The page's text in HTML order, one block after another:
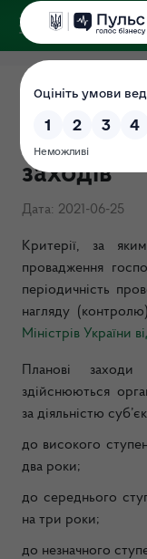
у
Критерії
заходів
Дата: 2021-06-25
Критерії, за
провадження
періодичність
нагляду
Міністрів України
Планові
здійснюються
за діяльністю
до високого
два роки;
до середнього
на три роки;
до незначного